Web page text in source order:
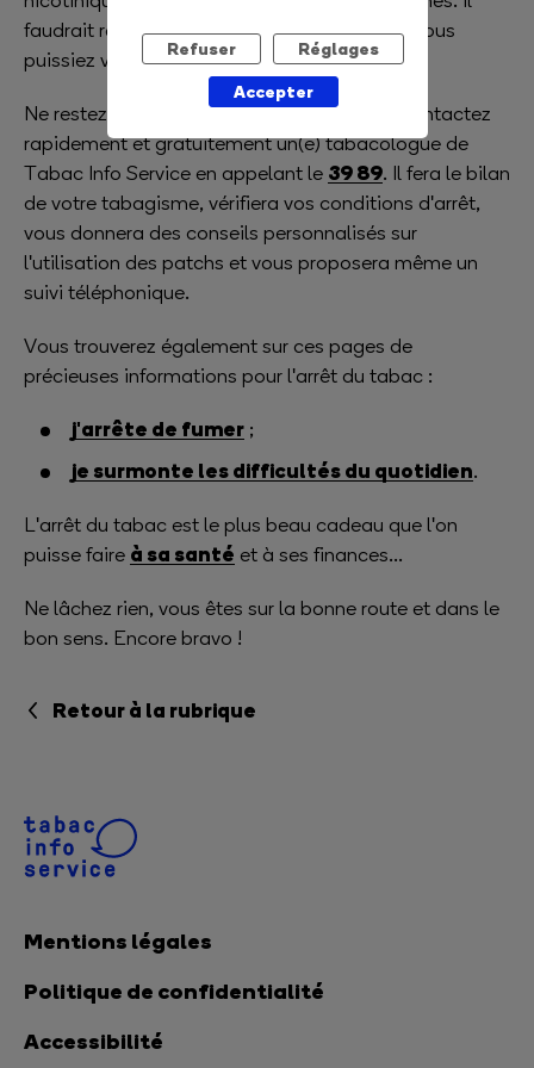
faudrait revoir le dosage du patch pour que vous
puissiez vous assurez un arrêt confortable !
Ne restez pas seule dans votre démarche, contactez
rapidement et gratuitement un(e) tabacologue de
Tabac Info Service en appelant le 39 89. Il fera le bilan
de votre tabagisme, vérifiera vos conditions d'arrêt,
vous donnera des conseils personnalisés sur
l'utilisation des patchs et vous proposera même un
suivi téléphonique.
Vous trouverez également sur ces pages de
précieuses informations pour l'arrêt du tabac :
j'arrête de fumer ;
je surmonte les difficultés du quotidien.
L'arrêt du tabac est le plus beau cadeau que l'on
puisse faire à sa santé et à ses finances...
Ne lâchez rien, vous êtes sur la bonne route et dans le
bon sens. Encore bravo !
Retour à la rubrique
Mentions légales
Politique de confidentialité
Accessibilité
Refuser
Réglages
Accepter